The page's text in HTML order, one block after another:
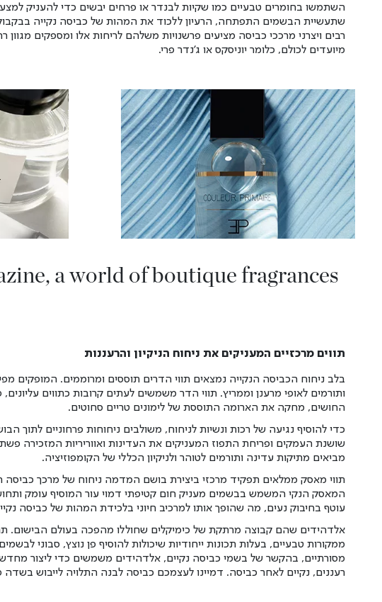
השתמשו בחומרים טבעיים כמו שקיות לבנדר או פרחים יבשים כדי להעניק
שתעשיית הבשמים התפתחה, הרעיון ללכוד את המהות של כביסה נקייה בבקבוק
רבים ויצרני מרככי כביסה מציעים פרשנויות משלהם לריחות אלו ומספקים
מיועדים לכולם, כלומר יוניסקס או ג'נדר פרי.
a world of boutique fragrances
תווים מרכזיים המעניקים את ניחוח הניקיון והרעננות
בלב ניחוח הכביסה הנקייה נמצאים תווי הדרים תוססים ומרוממים. המופקים
ותורמים לאופי מרענן וממריץ. תווי הדר משמשים לעתים קרובות כתווים
החושים, מחקה את הארומה התוססת של לימונים טריים סחוטים.
כדי להוסיף נגיעה של רכות ונשיות לניחוח, משולבים ניחוחות פרחוניים לתוך
שושנת העמקים ופריחת התפוז המעניקים את העדינות ואווריריות המזכירה
מביאים מתיקות עדינה ותורמים לטוהר ולניקיון הכללי של הקומפוזיציה.
תווי מאסק ממלאים תפקיד מרכזי ביצירת בושם המדמה ניחוח של מרכך כביסה
המאסק הנקי המשמש בבשמים מעניק חום קטיפתי דמוי עור המוסיף עומק
עוטף בחיבוק נעים, מה שהופך אותו למרכיב חיוני בלכידת המהות של כביסה
אלדהידים שהם קבוצה מרתקת של כימיקלים שחוללו מהפכה בעולם הבישום.
ממקורות טבעיים, בעלות תכונות ייחודיות שיכולות להוסיף פן נוצץ, סבוני
מסורתיים, בהקשר של בשמי כביסה נקיים, אלדהידים משמשים כדי ליצור
רעננים, נקיים לאחר כביסה. דמיינו לעצמכם כביסה לבנה התלויה לייבוש